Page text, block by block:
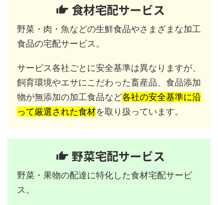
食材宅配サービス
野菜・肉・魚などの生鮮食品やさまざまな加工
食品の宅配サービス。
サービス各社ごとに安全基準は異なりますが、
飼育環境やエサにこだわった畜産品、食品添加
物が無添加の加工食品など各社の安全基準に沿
って厳選された食材を取り扱っています。
野菜宅配サービス
野菜・果物の配達に特化した食材宅配サービ
ス。